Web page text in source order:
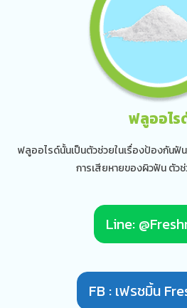
ฟลูออไร
ฟลูออไรด์นั้นเป็นตัวช่วยในเรื่องป้องกันฟั
การเสียหายของผิวฟัน ตัว
Line:
FB : เฟรชมิ้น